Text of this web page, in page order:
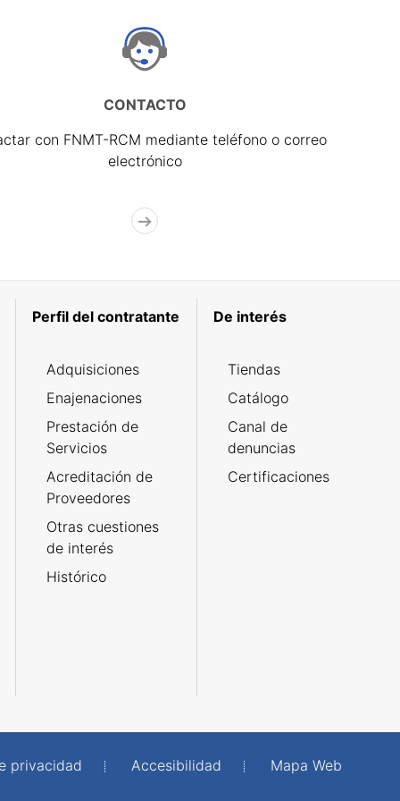
CONTACTO
con FNMT-RCM mediante teléfono o correo
electrónico
Perfil del contratante
Adquisiciones
Enajenaciones
Prestación de
Servicios
Acreditación de
Proveedores
Otras cuestiones
de interés
Histórico
De interés
Tiendas
Catálogo
Canal de
denuncias
Certificaciones
privacidad Accesibilidad Mapa Web